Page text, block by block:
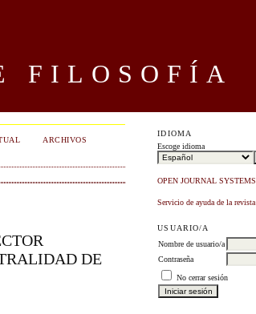
FILOSOFÍA
IDIOMA
Escoge idioma
OPEN JOURNAL SYSTEMS
Servicio de ayuda de la revista
USUARIO/A
Nombre de usuario/a
Contraseña
No cerrar sesión
ARCHIVOS
DE